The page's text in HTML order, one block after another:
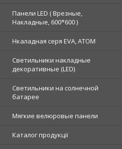
Панели LED ( Врезные,
Накладные, 600*600 )
Нкаладная серя EVA, ATOM
Светильники накладные
декоративные (LED)
Светильники на солнечной
батарее
Мягкие велюровые панели
Каталог продукції